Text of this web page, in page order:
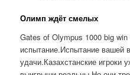
Олимп ждёт смелых
Gates of Olympus 1000 big
испытание.Испытание вашей
удачи.Казахстанские игроки